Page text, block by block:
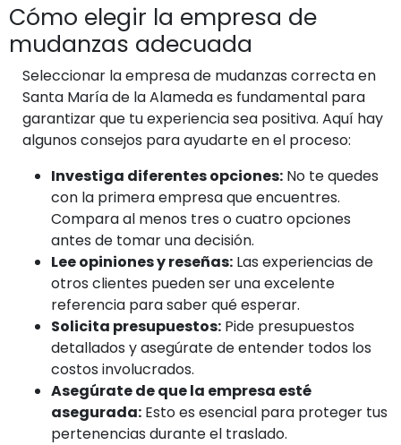
Cómo elegir la empresa de
mudanzas adecuada
Seleccionar la empresa de mudanzas correcta en
Santa María de la Alameda es fundamental para
garantizar que tu experiencia sea positiva. Aquí hay
algunos consejos para ayudarte en el proceso:
Investiga diferentes opciones: No te quedes
con la primera empresa que encuentres.
Compara al menos tres o cuatro opciones
antes de tomar una decisión.
Lee opiniones y reseñas: Las experiencias de
otros clientes pueden ser una excelente
referencia para saber qué esperar.
Solicita presupuestos: Pide presupuestos
detallados y asegúrate de entender todos los
costos involucrados.
Asegúrate de que la empresa esté
asegurada: Esto es esencial para proteger tus
pertenencias durante el traslado.